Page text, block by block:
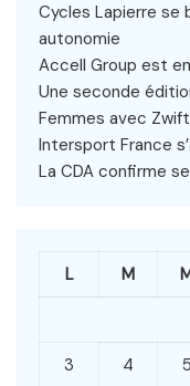
Cycles Lapierre se
autonomie
Accell Group est
Une seconde
Femmes avec Zwift
Intersport France
La CDA confirme
L M
3 4 5